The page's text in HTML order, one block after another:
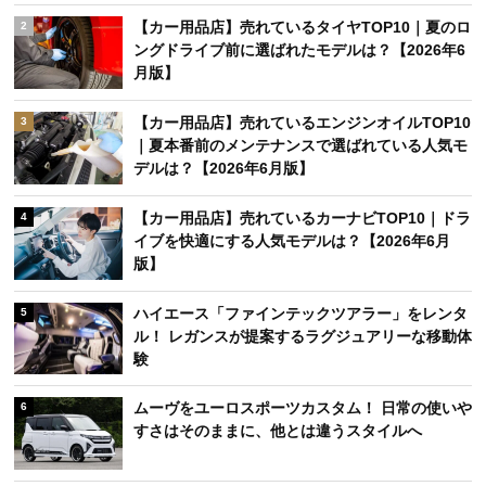
2
【カー用品店】売れているタイヤTOP10｜夏のロ
ングドライブ前に選ばれたモデルは？【2026年6
月版】
3
【カー用品店】売れているエンジンオイルTOP10
｜夏本番前のメンテナンスで選ばれている人気モ
デルは？【2026年6月版】
4
【カー用品店】売れているカーナビTOP10｜ドラ
イブを快適にする人気モデルは？【2026年6月
版】
5
ハイエース「ファインテックツアラー」をレンタ
ル！ レガンスが提案するラグジュアリーな移動体
験
6
ムーヴをユーロスポーツカスタム！ 日常の使いや
すさはそのままに、他とは違うスタイルへ